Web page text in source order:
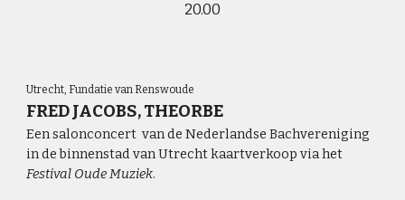
20.00
Utrecht, Fundatie van Renswoude
FRED JACOBS, THEORBE
Een salonconcert van de Nederlandse Bachvereniging
in de binnenstad van Utrecht kaartverkoop via het
Festival Oude Muziek.